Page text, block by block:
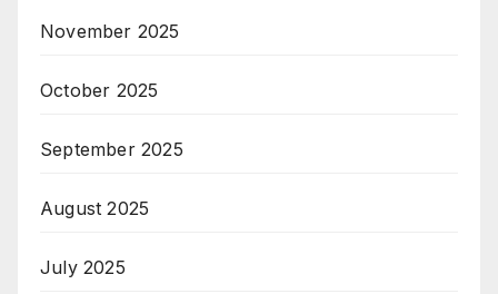
November 2025
October 2025
September 2025
August 2025
July 2025